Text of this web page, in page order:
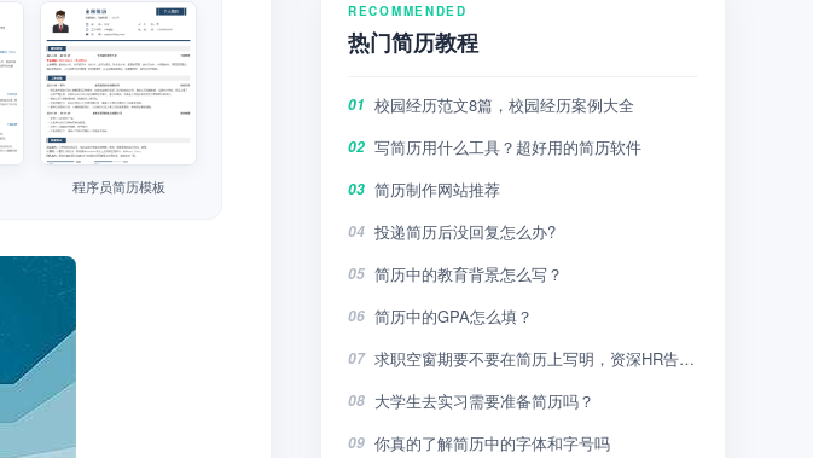
程序员简历模板
RECOMMENDED
热门简历教程
01 校园经历范文8篇，校园经历案例大全
02 写简历用什么工具？超好用的简历软件
03 简历制作网站推荐
04 投递简历后没回复怎么办?
05 简历中的教育背景怎么写？
06 简历中的GPA怎么填？
07 求职空窗期要不要在简历上写明，资深HR告诉你
08 大学生去实习需要准备简历吗？
09 你真的了解简历中的字体和字号吗